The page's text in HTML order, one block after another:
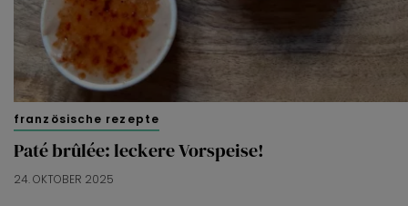
französische rezepte
Paté brûlée: leckere Vorspeise!
24. OKTOBER 2025